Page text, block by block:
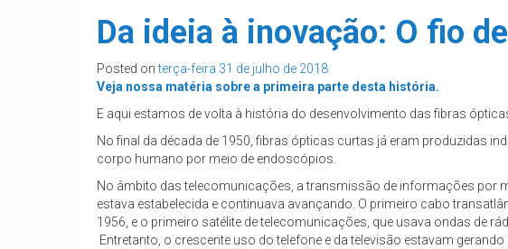
Da ideia à inovação: O fio
Posted onterça-feira 31 de julho de 2018
Veja nossa matéria sobre a primeira parte desta história.
E aqui estamos de volta à história do desenvolvimento das fibras
No final da década de 1950, fibras ópticas curtas já eram produzidas
corpo humano por meio de endoscópios.
No âmbito das telecomunicações, a transmissão de informações por
estava estabelecida e continuava avançando. O primeiro cabo
1956, e o primeiro satélite de telecomunicações, que usava ondas de
Entretanto, o crescente uso do telefone e da televisão estavam